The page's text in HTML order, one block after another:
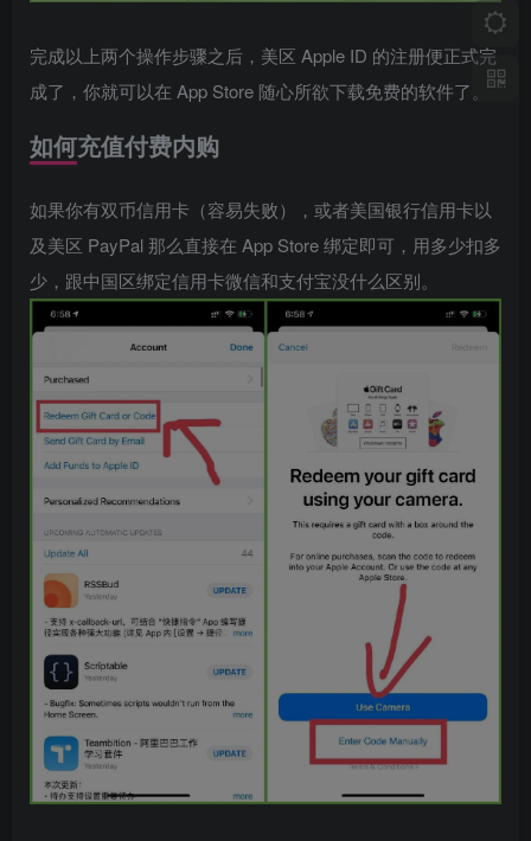
完成以上两个操作步骤之后，美区 Apple ID 的注册便正式完
成了，你就可以在 App Store 随心所欲下载免费的软件了。
如何充值付费内购
如果你有双币信用卡（容易失败），或者美国银行信用卡以
及美区 PayPal 那么直接在 App Store 绑定即可，用多少扣多
少，跟中国区绑定信用卡微信和支付宝没什么区别。